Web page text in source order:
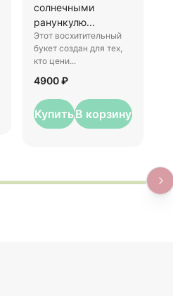
солнечными
ранункулю...
Этот восхитительный
букет создан для тех,
кто цени...
4900 ₽
КупитьВ корзину